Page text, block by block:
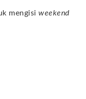
mengisiweekend